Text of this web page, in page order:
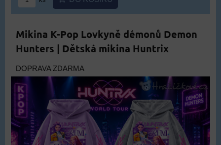
Mikina K-Pop Lovkyně démonů Demon
Hunters | Dětská mikina Huntrix
DOPRAVA ZDARMA